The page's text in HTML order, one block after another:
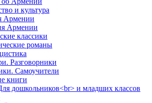
и культура
Армении
Армении
классики
романы
Разговорники
Самоучители
книги
дошкольников<br> и младших классов